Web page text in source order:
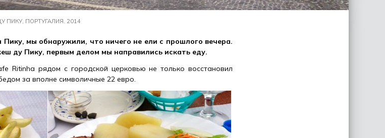
ПИКУ, ПОРТУГАЛИЯ. 2014
мы обнаружили, что ничего не ели с прошлого вечера.
ду Пику, первым делом мы направились искать еду.
Ritinha рядом с городской церковью не только восстановил
за вполне символичные 22 евро.